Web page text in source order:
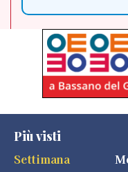
Più visti
Settimana